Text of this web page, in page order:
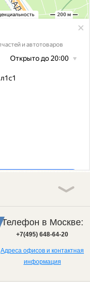
Телефон в Москве:
+7(495) 648-64-20
Адреса офисов и контактная
информация